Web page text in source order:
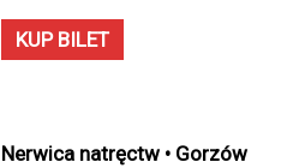
KUP BILET
Nerwica natręctw • Gorzów